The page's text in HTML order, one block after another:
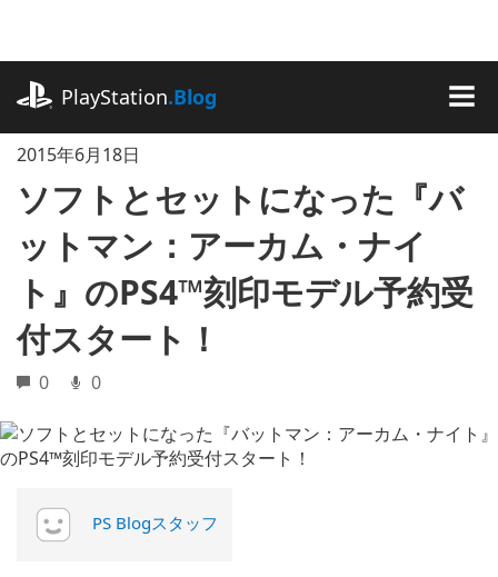
に
キ
ッ
プ
PlayStation.Blog
2015年6月18日
ソフトとセットになった『バ
ットマン：アーカム・ナイ
ト』のPS4™刻印モデル予約受
付スタート！
0 0
PS Blogスタッフ